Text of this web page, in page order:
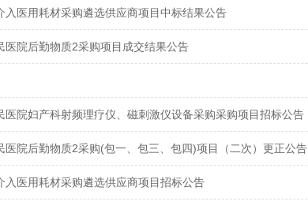
入医用耗材采购遴选供应商项目中标结果公告
医院后勤物质2采购项目成交结果公告
医院妇产科射频理疗仪、磁刺激仪设备采购采购项目招标公告
医院后勤物质2采购(包一、包三、包四)项目（二次）更正公告
入医用耗材采购遴选供应商项目招标公告